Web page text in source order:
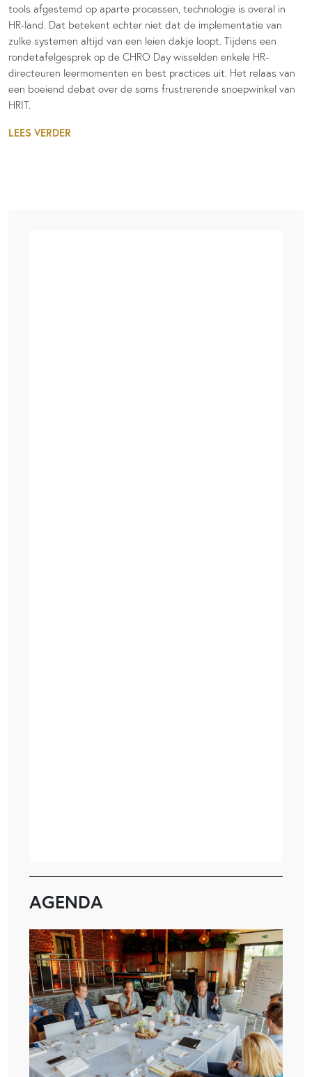
tools afgestemd op aparte processen, technologie is overal in
HR-land. Dat betekent echter niet dat de implementatie van
zulke systemen altijd van een leien dakje loopt. Tijdens een
rondetafelgesprek op de CHRO Day wisselden enkele HR-
directeuren leermomenten en best practices uit. Het relaas van
een boeiend debat over de soms frustrerende snoepwinkel van
HRIT.
LEES VERDER
AGENDA